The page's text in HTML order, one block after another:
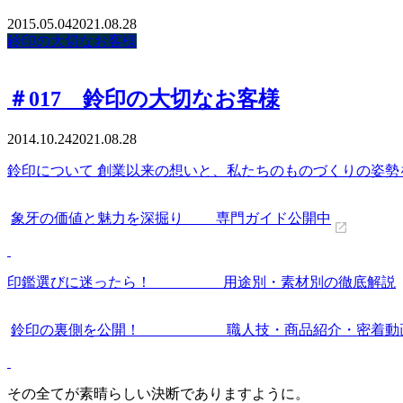
2015.05.042021.08.28
鈴印の大切なお客様
＃017 鈴印の大切なお客様
2014.10.242021.08.28
鈴印について 創業以来の想いと、私たちのものづくりの姿勢
象牙の価値と魅力を深掘り 専門ガイド公開中
印鑑選びに迷ったら！ 用途別・素材別の徹底解説
鈴印の裏側を公開！ 職人技・商品紹介・密着動
その全てが素晴らしい決断でありますように。